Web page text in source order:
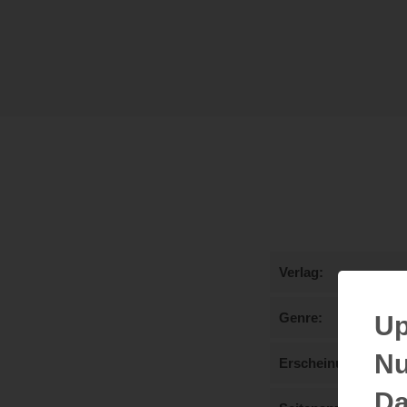
Verlag
Genre
Erscheinungstermin